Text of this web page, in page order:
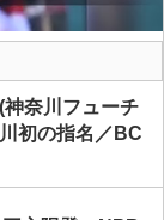
神奈川フューチ
初の指名／BC